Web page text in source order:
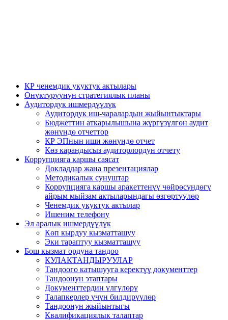
КР ченемдик укуктук актылары
Өнүктүрүүнүн стратегиялык планы
Аудитордук ишмердүүлүк
Аудитордук иш-чаралардын жыйынтыктары
Бюджеттин аткарылышына жүргүзүлгөн аудит
жөнүндө отчеттор
КР ЭПнын иши жөнүндө отчет
Көз карандысыз аудиторлордун отчету
Коррупцияга каршы саясат
Докладдар жана презентациялар
Методикалык сунуштар
Коррупцияга каршы аракеттенүү чөйрөсүндөгү
айрым мыйзам актыларындагы өзгөртүүлөр
Ченемдик укуктук актылар
Ишеним телефону
Эл аралык ишмердүүлүк
Көп кырдуу кызматташуу
Эки тараптуу кызматташуу
Бош кызмат ордуна тандоо
КУЛАКТАНДЫРУУЛАР
Тандоого катышууга керектүү документтер
Тандоонун этаптары
Документтердин үлгүлөрү
Талапкерлер үчүн билдирүүлөр
Тандоонун жыйынтыгы
Квалификациялык талаптар